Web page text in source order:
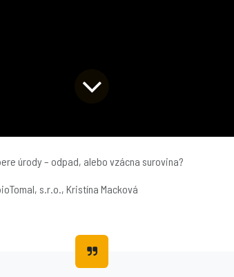
úrody – odpad, alebo vzácna surovina?
s.r.o., Kristína Macková